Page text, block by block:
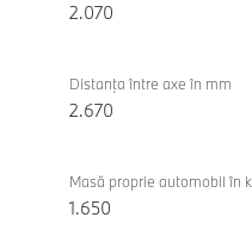
2.070
Distanţa între axe în mm
2.670
Masă proprie automobil în
1.650